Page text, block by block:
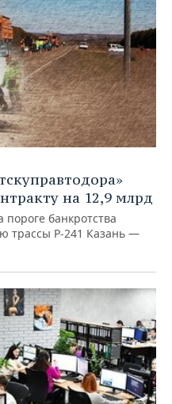
на 12,9 млрд
пороге банкротства
трассы Р‑241 Казань —